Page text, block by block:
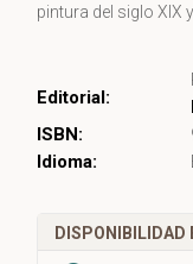
pintura del siglo XIX
Editorial:
ISBN:
Idioma:
DISPONIBILIDAD